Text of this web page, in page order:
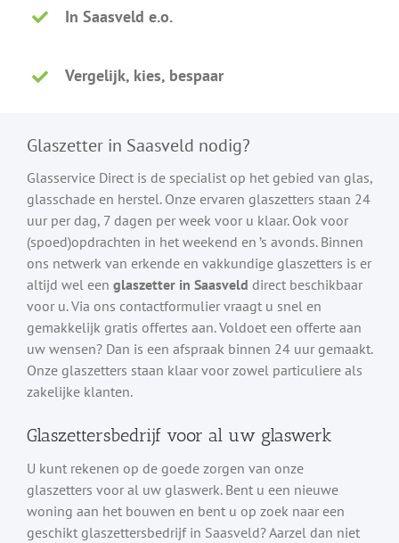
In Saasveld e.o.
Vergelijk, kies, bespaar
Glaszetter in Saasveld nodig?
Glasservice Direct is de specialist op het gebied van glas,
glasschade en herstel. Onze ervaren glaszetters staan 24
uur per dag, 7 dagen per week voor u klaar. Ook voor
(spoed)opdrachten in het weekend en ’s avonds. Binnen
ons netwerk van erkende en vakkundige glaszetters is er
altijd wel een glaszetter in Saasveld direct beschikbaar
voor u. Via ons contactformulier vraagt u snel en
gemakkelijk gratis offertes aan. Voldoet een offerte aan
uw wensen? Dan is een afspraak binnen 24 uur gemaakt.
Onze glaszetters staan klaar voor zowel particuliere als
zakelijke klanten.
Glaszettersbedrijf voor al uw glaswerk
U kunt rekenen op de goede zorgen van onze
glaszetters voor al uw glaswerk. Bent u een nieuwe
woning aan het bouwen en bent u op zoek naar een
geschikt glaszettersbedrijf in Saasveld? Aarzel dan niet